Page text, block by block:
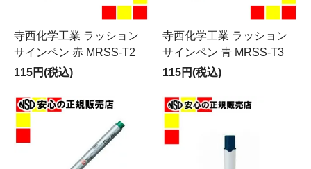
寺西化学工業 ラッション
サインペン 赤 MRSS-T2
115円(税込)
寺西化学工業 ラッション
サインペン 青 MRSS-T3
115円(税込)